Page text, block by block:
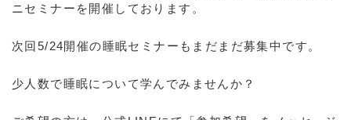
ニセミナーを開催しております。
次回5/24開催の睡眠セミナーもまだまだ募集中です。
少人数で睡眠について学んでみませんか？